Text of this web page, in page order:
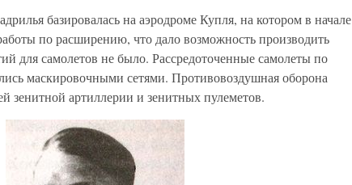
базировалась на аэродроме Купля, на котором в начале
по расширению, что дало возможность производить
для самолетов не было. Рассредоточенные самолеты по
маскировочными сетями. Противовоздушная оборона
зенитной артиллерии и зенитных пулеметов.